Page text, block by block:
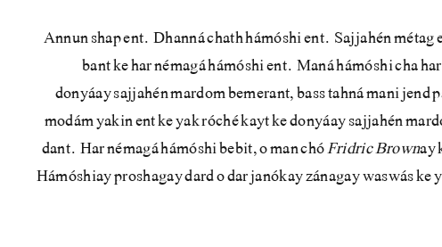
Annun shap ent. Dhanná chath hámóshi ent. Sajjahén
bant ke har némagá hámóshi ent. Maná hámóshi cha
donyáay sajjahén mardom bemerant, bass tahná mani
modám yakin ent ke yak róché kayt ke donyáay sajjahén
dant. Har némagá hámóshi bebit, o man chóFridricBrownay
Hámóshiay proshagay dard o dar janókay zánagay waswás